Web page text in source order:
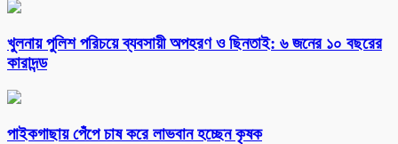
খুলনায় পুলিশ পরিচয়ে ব্যবসায়ী অপহরণ ও ছিনতাই: ৬ জনের ১০ বছরের
কারাদন্ড
পাইকগাছায় পেঁপে চাষ করে লাভবান হচ্ছেন কৃষক